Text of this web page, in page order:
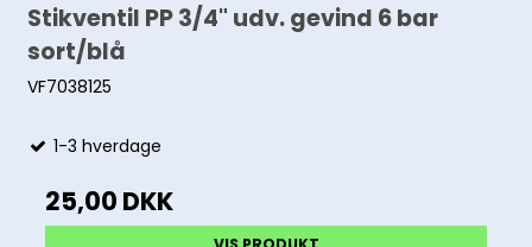
Stikventil PP 3/4" udv. gevind 6 bar
sort/blå
VF7038125
1-3 hverdage
25,00 DKK